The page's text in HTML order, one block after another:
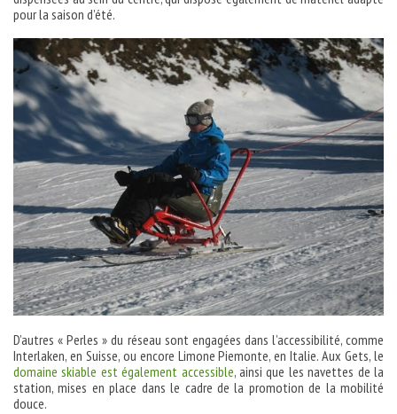
pour la saison d’été.
D’autres « Perles » du réseau sont engagées dans l’accessibilité, comme
Interlaken, en Suisse, ou encore Limone Piemonte, en Italie. Aux Gets, le
domaine skiable est également accessible, ainsi que les navettes de la
station, mises en place dans le cadre de la promotion de la mobilité
douce.